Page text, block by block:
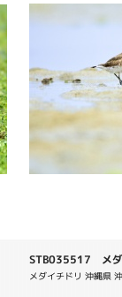
STB035517 メダ
メダイチドリ 沖縄県